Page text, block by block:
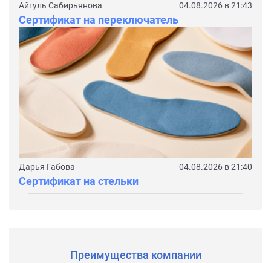
Айгуль Сабирьянова 04.08.2026 в 21:43
Сертификат на переключатель
Дарья Габова 04.08.2026 в 21:40
Сертификат на стельки
Преимущества компании